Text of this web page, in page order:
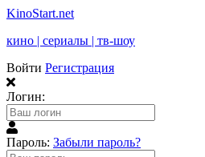
KinoStart.net
кино | сериалы | тв-шоу
Войти Регистрация
Логин:
Пароль: Забыли пароль?